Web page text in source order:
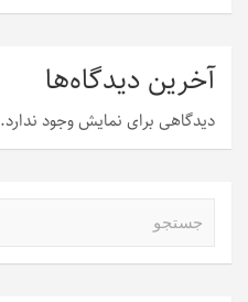
آخرین دیدگاه‌ها
دیدگاهی برای نمایش وجود ندارد.